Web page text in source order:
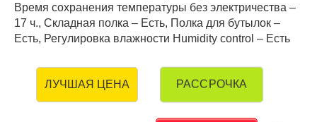
Время сохранения температуры без электричества –
17 ч., Складная полка – Есть, Полка для бутылок –
Есть, Регулировка влажности Humidity control – Есть
ЛУЧШАЯ ЦЕНА РАССРОЧКА